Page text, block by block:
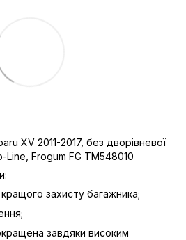
XV 2011-2017, без дворівневої
Line, Frogum FG TM548010
захисту багажника;
завдяки високим